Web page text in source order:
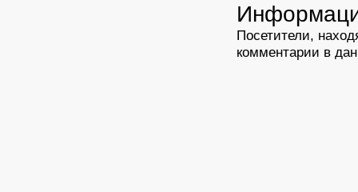
Посетители,
комментарии в